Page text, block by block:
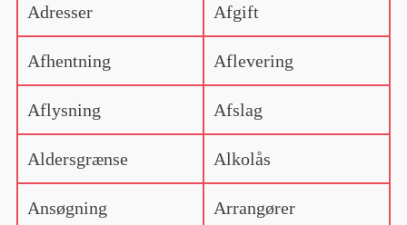
Adresser Afgift
Afhentning Aflevering
Aflysning Afslag
Aldersgrænse Alkolås
Ansøgning Arrangører